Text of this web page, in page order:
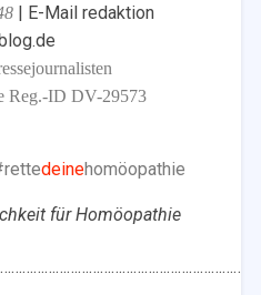
| E-Mail redaktion
Reg.-ID DV-29573
deinehomöopathie
für Homöopathie